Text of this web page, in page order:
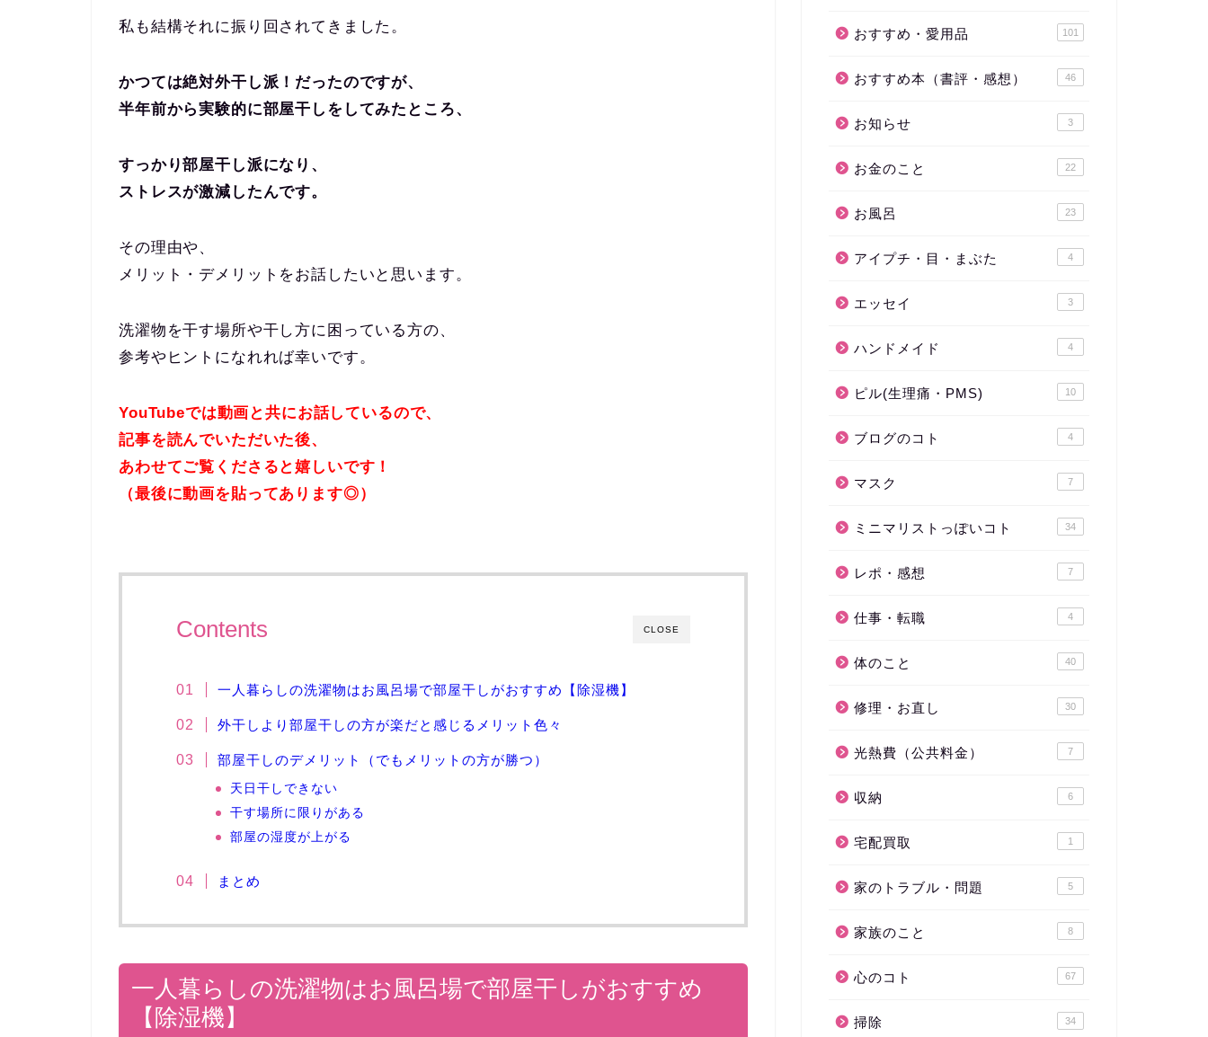
私も結構それに振り回されてきました。
かつては絶対外干し派！だったのですが、
半年前から実験的に部屋干しをしてみたところ、
すっかり部屋干し派になり、
ストレスが激減したんです。
その理由や、
メリット・デメリットをお話したいと思います。
洗濯物を干す場所や干し方に困っている方の、
参考やヒントになれれば幸いです。
YouTubeでは動画と共にお話しているので、
記事を読んでいただいた後、
あわせてご覧くださると嬉しいです！
（最後に動画を貼ってあります◎）
CLOSE
Contents
一人暮らしの洗濯物はお風呂場で部屋干しがおすすめ【除湿機】
外干しより部屋干しの方が楽だと感じるメリット色々
部屋干しのデメリット（でもメリットの方が勝つ）
天日干しできない
干す場所に限りがある
部屋の湿度が上がる
まとめ
一人暮らしの洗濯物はお風呂場で部屋干しがおすすめ
【除湿機】
おすすめ・愛用品 101
おすすめ本（書評・感想） 46
お知らせ 3
お金のこと 22
お風呂 23
アイプチ・目・まぶた 4
エッセイ 3
ハンドメイド 4
ピル(生理痛・PMS) 10
ブログのコト 4
マスク 7
ミニマリストっぽいコト 34
レポ・感想 7
仕事・転職 4
体のこと 40
修理・お直し 30
光熱費（公共料金） 7
収納 6
宅配買取 1
家のトラブル・問題 5
家族のこと 8
心のコト 67
掃除 34